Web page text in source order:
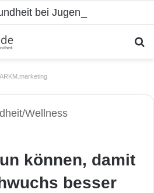
bei Jugendlichen
ARKM.marketing
Wellness
können, damit
besser